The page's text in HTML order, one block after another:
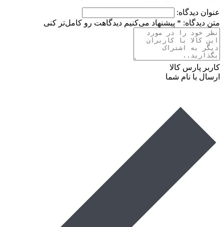
عنوان دیدگاه:
متن دیدگاه: * پیشنهاد می‌کنیم دیدگاهت رو کامل‌تر کنی
کاربر پارس کالا
ارسال با نام شما